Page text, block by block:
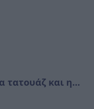
τατουάζ και η…